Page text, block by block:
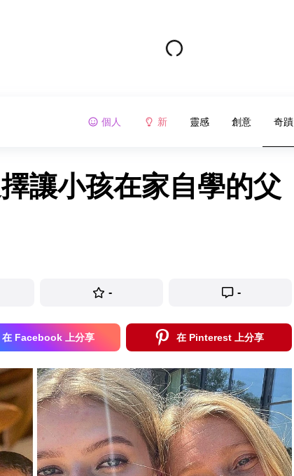
個人 新 靈感 創意 奇蹟
讓小孩在家自學的父
- -
在 Facebook 上分享 在 Pinterest 上分享